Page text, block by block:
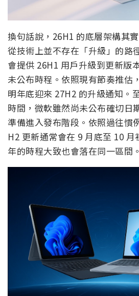
換句話說，26H1 的底層架構其
從技術上並不存在「升級」的路
會提供 26H1 用戶升級到更新版
未公布時程。依照現有節奏推估
明年底迎來 27H2 的升級通知。
時間，微軟雖然尚未公布確切日
準備進入發布階段。依照過往慣
H2 更新通常會在 9 月底至 10
年的時程大致也會落在同一區間。